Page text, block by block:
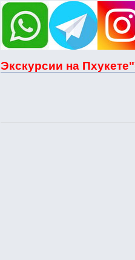
Экскурсии на